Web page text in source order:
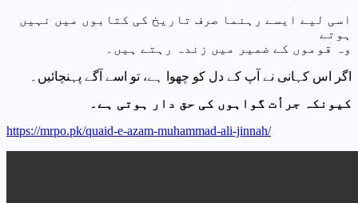
اسی لیے ایسے رہنما صرف تاریخ کی کتابوں میں نہیں
ہوتے
وہ قوموں کے ضمیر میں زندہ رہتے ہیں۔
اگر اس کہانی نے آپ کے دل کو چھوا ہے، تو اسے آگے پہنچائیں۔
کیونکہ جرأت گواہوں کی حق دار ہوتی ہے۔
https://mrpo.pk/quaid-e-azam-muhammad-ali-jinnah/